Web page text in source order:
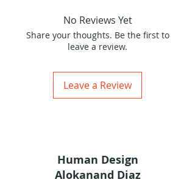
No Reviews Yet
Share your thoughts. Be the first to
leave a review.
Leave a Review
Human Design
Alokanand Diaz